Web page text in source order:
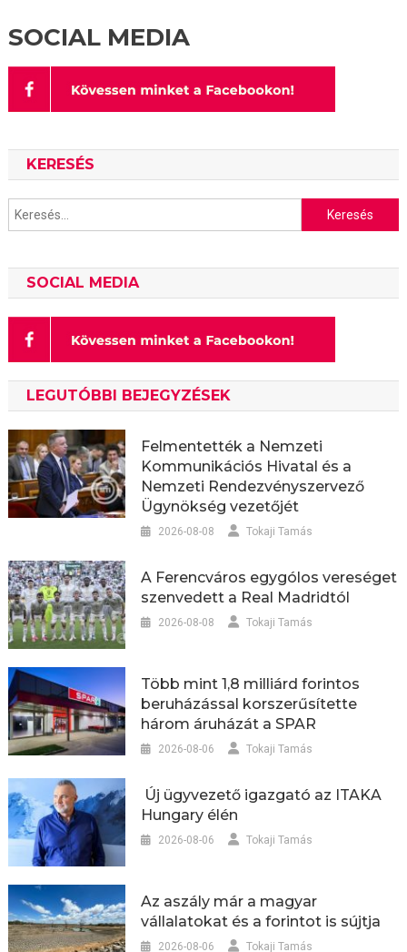
SOCIAL MEDIA
KERESÉS
Keresés:
SOCIAL MEDIA
LEGUTÓBBI BEJEGYZÉSEK
Felmentették a Nemzeti
Kommunikációs Hivatal és a
Nemzeti Rendezvényszervező
Ügynökség vezetőjét
2026-08-08 Tokaji Tamás
A Ferencváros egygólos vereséget
szenvedett a Real Madridtól
2026-08-08 Tokaji Tamás
Több mint 1,8 milliárd forintos
beruházással korszerűsítette
három áruházát a SPAR
2026-08-06 Tokaji Tamás
Új ügyvezető igazgató az ITAKA
Hungary élén
2026-08-06 Tokaji Tamás
Az aszály már a magyar
vállalatokat és a forintot is sújtja
2026-08-06 Tokaji Tamás